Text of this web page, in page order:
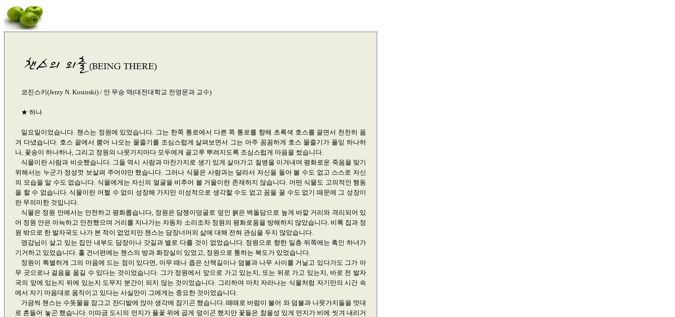
코진스키(Jerzy N. Kosinski) / 안 무승 역(대전대학교 전영문과 교수)
★ 하나
일요일이었습니다. 챈스는 정원에 있었습니다. 그는 한쪽 통로에서 다른 쪽 통로를 향해 초록색 호스를 끌면서 천천히 옮
겨 다녔습니다. 호스 끝에서 뿜어 나오는 물줄기를 조심스럽게 살펴보면서 그는 아주 꼼꼼하게 호스 물줄기가 풀잎 하나하
나, 꽃송이 하나하나, 그리고 정원의 나뭇가지마다 모두에게 골고루 뿌려지도록 조심스럽게 마음을 썼습니다.
식물이란 사람과 비슷했습니다. 그들 역시 사람과 마찬가지로 생기 있게 살아가고 질병을 이겨내며 평화로운 죽음을 맞기
위해서는 누군가 정성껏 보살펴 주어야만 했습니다. 그러나 식물은 사람과는 달라서 자신을 돌아 볼 수도 없고 스스로 자신
의 모습을 알 수도 없습니다. 식물에게는 자신의 얼굴을 비추어 볼 거울이란 존재하지 않습니다. 어떤 식물도 고의적인 행동
을 할 수 없습니다. 식물이란 어쩔 수 없이 성장해 가지만 이성적으로 생각할 수도 없고 꿈을 꿀 수도 없기 때문에 그 성장이
란 무의미한 것입니다.
식물은 정원 안에서는 안전하고 평화롭습니다, 정원은 담쟁이덩굴로 덮인 붉은 벽돌담으로 높게 바깥 거리와 격리되어 있
어 정원 안은 아늑하고 안전했으며 거리를 지나가는 자동차 소리조차 정원의 평화로움을 방해하지 않았습니다. 비록 집과 정
원 밖으로 한 발자국도 나가 본 적이 없었지만 챈스는 담장너머의 삶에 대해 전혀 관심을 두지 않았습니다.
영감님이 살고 있는 집안 내부도 담장이나 갓길과 별로 다를 것이 없었습니다. 정원으로 향한 일층 뒤쪽에는 흑인 하녀가
기거하고 있었습니다. 홀 건너편에는 챈스의 방과 화장실이 있었고, 정원으로 통하는 복도가 있었습니다.
정원이 특별하게 그의 마음에 드는 점이 있다면, 아무 때나 좁은 산책길이나 덤불과 나무 사이를 거닐고 있다가도 그가 아
무 곳으로나 걸음을 옮길 수 있다는 것이었습니다. 그가 정원에서 앞으로 가고 있는지, 또는 뒤로 가고 있는지, 바로 전 발자
국의 앞에 있는지 뒤에 있는지 도무지 분간이 되지 않는 것이었습니다. 그리하여 마치 자라나는 식물처럼 자기만의 시간 속
에서 자기 마음대로 움직이고 있다는 사실만이 그에게는 중요한 것이었습니다.
가끔씩 챈스는 수돗물을 잠그고 잔디밭에 앉아 생각에 잠기곤 했습니다. 때때로 바람이 불어 와 덤불과 나뭇가지들을 멋대
로 흔들어 놓곤 했습니다. 이따금 도시의 먼지가 풀꽃 위에 곱게 덮이곤 했지만 꽃들은 참을성 있게 먼지가 비에 씻겨 내리거